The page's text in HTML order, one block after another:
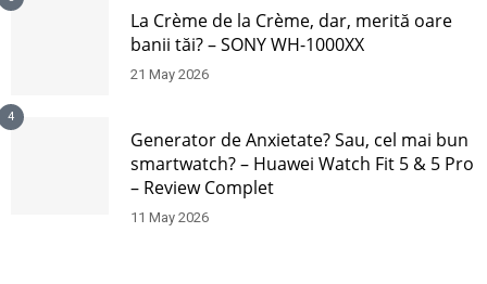
La Crème de la Crème, dar, merită oare
banii tăi? – SONY WH-1000XX
21 May 2026
4
Generator de Anxietate? Sau, cel mai bun
smartwatch? – Huawei Watch Fit 5 & 5 Pro
– Review Complet
11 May 2026